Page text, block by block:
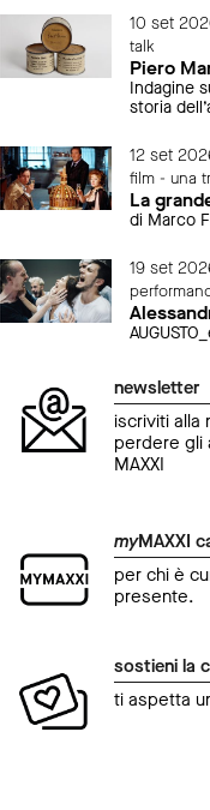
10 set
talk
Piero
Indagine
storia
12 set
film - una
La
di Marco
19 set
newsletter
iscriviti alla
perdere gli
MAXXI
myMAXXI
per chi è
presente.
sostieni la
ti aspetta